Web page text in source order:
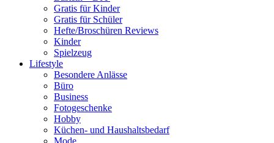
Gratis für Kinder
Gratis für Schüler
Hefte/Broschüren Reviews
Kinder
Spielzeug
Lifestyle
Besondere Anlässe
Büro
Business
Fotogeschenke
Hobby
Küchen- und Haushaltsbedarf
Mode